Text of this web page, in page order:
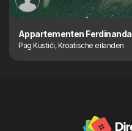
Appartementen Ferdinanda
Pag Kustići, Kroatische eilanden